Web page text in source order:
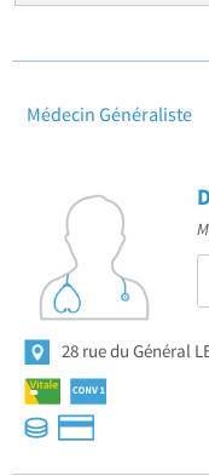
Médecin Généraliste
28 rue du Général